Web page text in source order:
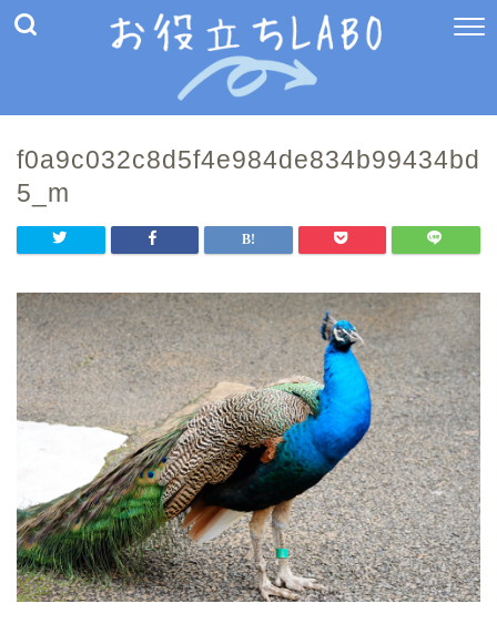
f0a9c032c8d5f4e984de834b99434bd
5_m